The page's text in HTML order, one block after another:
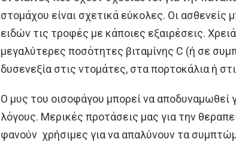
στομάχου είναι σχετικά εύκολες. Οι
ειδών τις τροφές με κάποιες εξαιρέσεις.
μεγαλύτερες ποσότητες βιταμίνης C (ή σε
δυσενεξία στις ντομάτες, στα πορτοκάλια ή
Ο μυς του οισοφάγου μπορεί να αποδυναμωθεί
λόγους. Μερικές προτάσεις μας για την
φανούν χρήσιμες για να απαλύνουν τα